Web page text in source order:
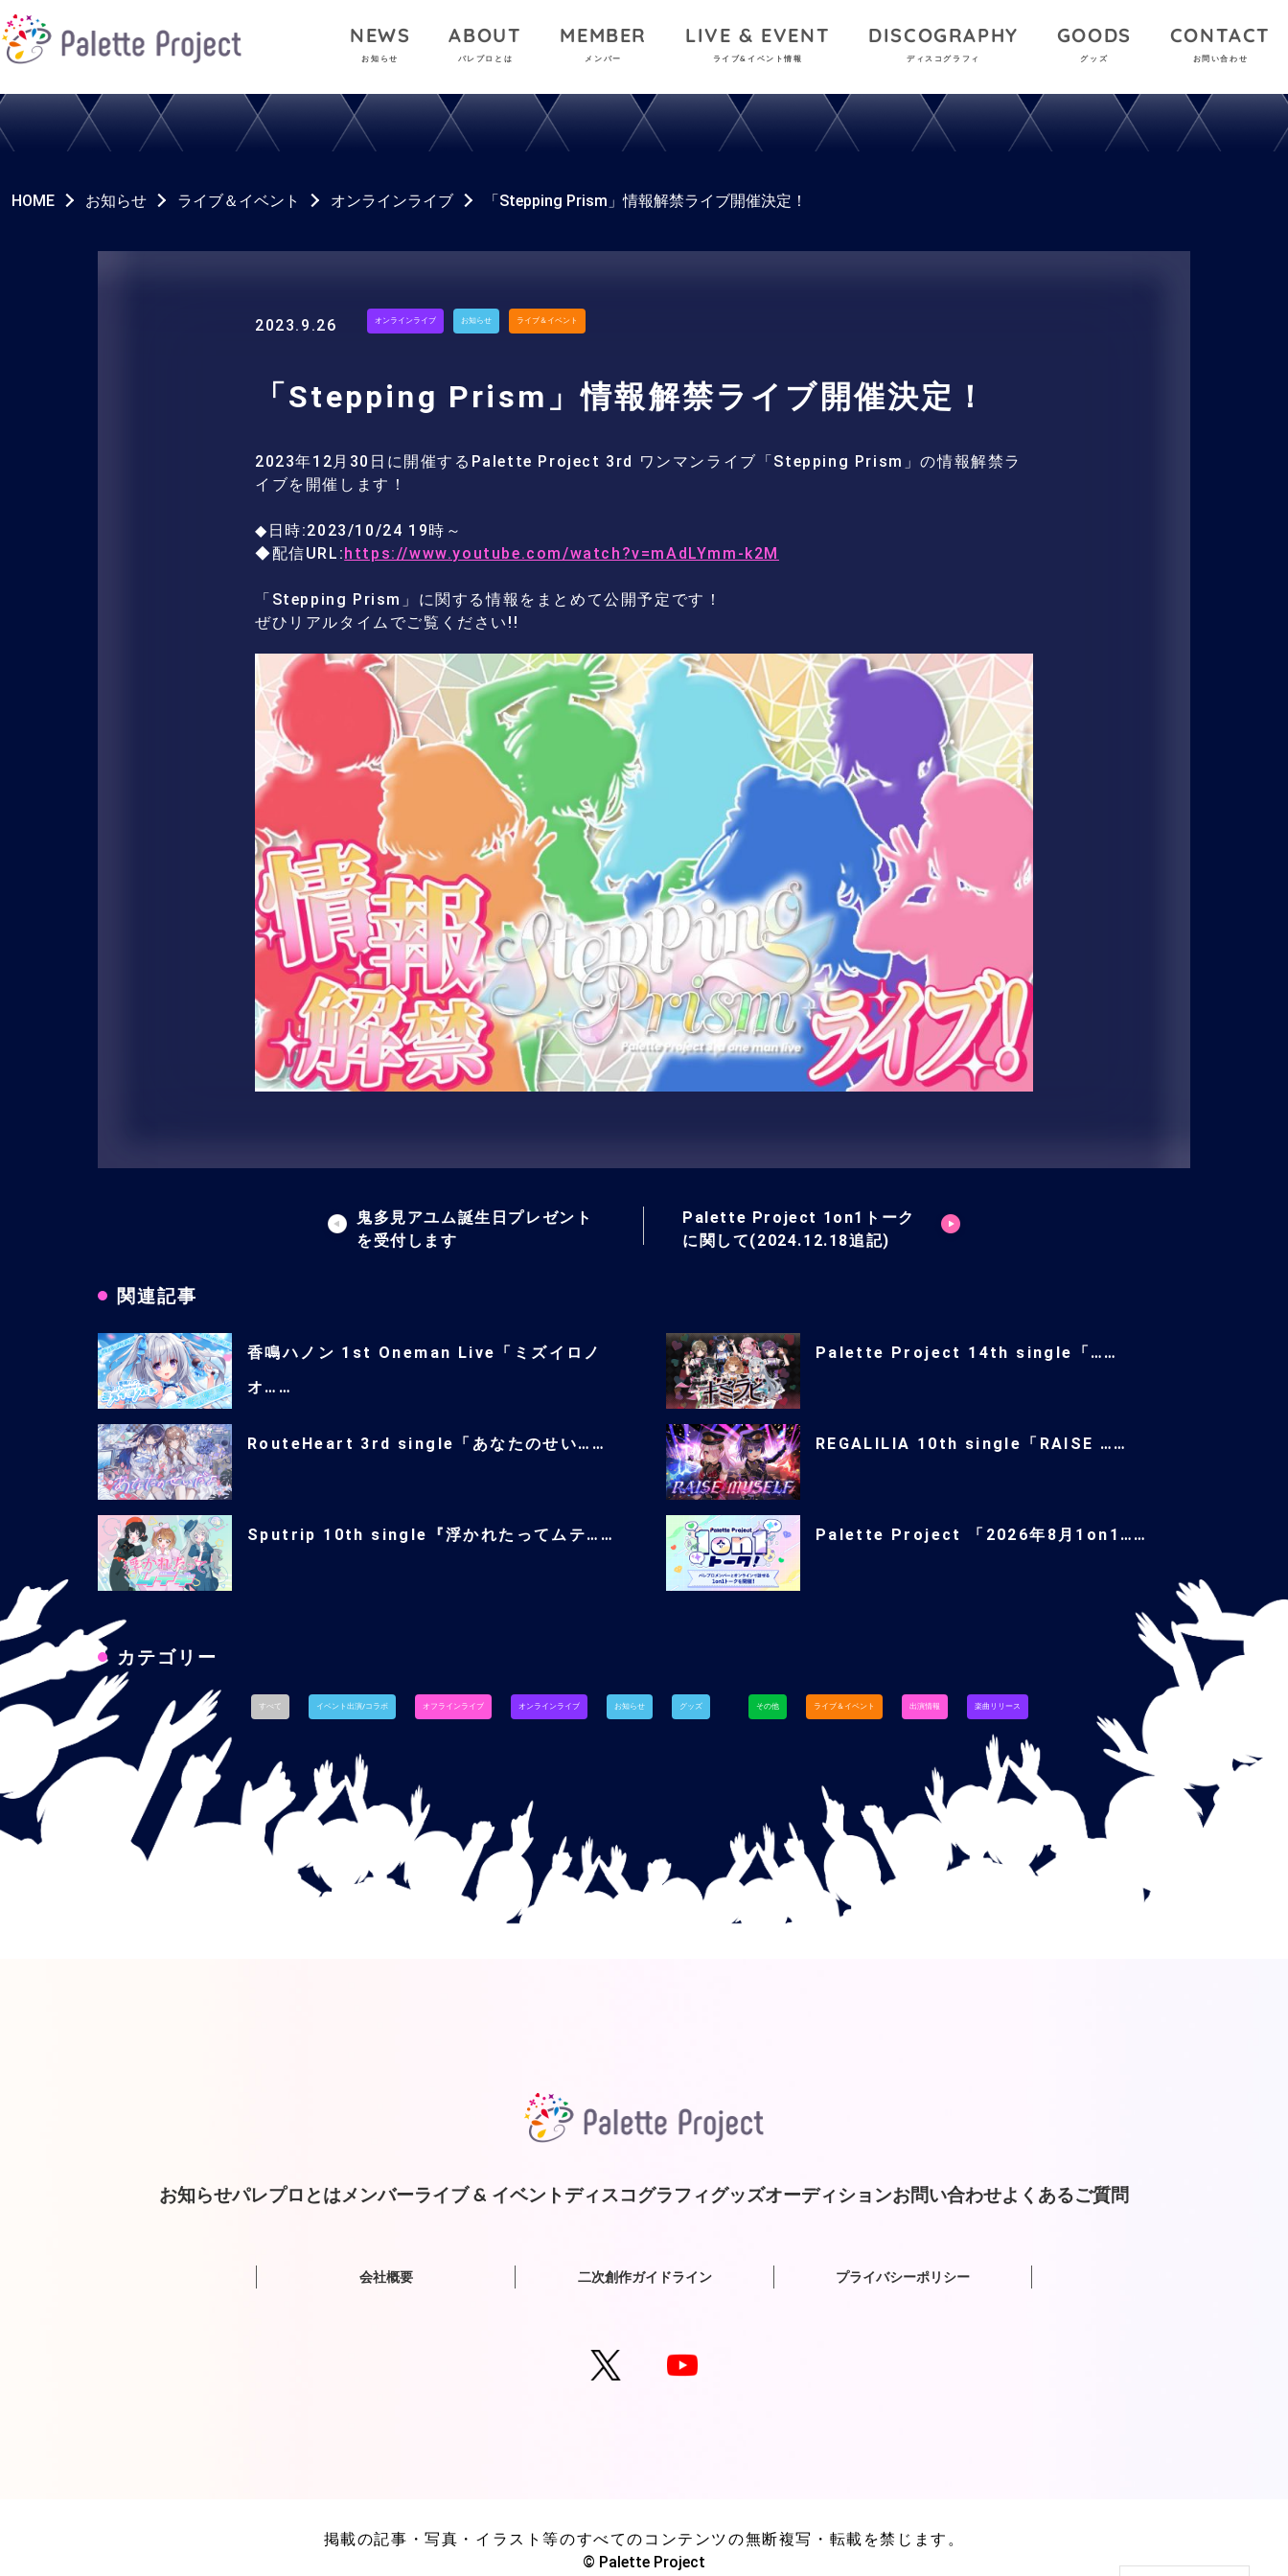
NEWS
お知らせ
ABOUT
パレプロとは
MEMBER
メンバー
LIVE & EVENT
ライブ&イベント情報
DISCOGRAPHY
ディスコグラフィ
GOODS
グッズ
CONTACT
お問い合わせ
HOME お知らせ ライブ＆イベント オンラインライブ 「Stepping Prism」情報解禁ライブ開催決定！
2023.9.26 オンラインライブ お知らせ ライブ＆イベント
「Stepping Prism」情報解禁ライブ開催決定！
2023年12月30日に開催するPalette Project 3rd ワンマンライブ「Stepping Prism」の情報解禁ラ
イブを開催します！
◆日時:2023/10/24 19時～
◆配信URL:https://www.youtube.com/watch?v=mAdLYmm-k2M
「Stepping Prism」に関する情報をまとめて公開予定です！
ぜひリアルタイムでご覧ください!!
鬼多見アユム誕生日プレゼント
を受付します
Palette Project 1on1トーク
に関して(2024.12.18追記)
関連記事
香鳴ハノン 1st Oneman Live「ミズイロノ
オ……
Palette Project 14th single「……
RouteHeart 3rd single「あなたのせい…… REGALILIA 10th single「RAISE ……
Sputrip 10th single『浮かれたってムテ…… Palette Project 「2026年8月1on1……
カテゴリー
すべて イベント出演/コラボ オフラインライブ オンラインライブ お知らせ グッズ その他 ライブ＆イベント 出演情報 楽曲リリース
お知らせパレプロとはメンバーライブ & イベントディスコグラフィグッズオーディションお問い合わせよくあるご質問
会社概要 二次創作ガイドライン プライバシーポリシー
掲載の記事・写真・イラスト等のすべてのコンテンツの無断複写・転載を禁じます。
© Palette Project